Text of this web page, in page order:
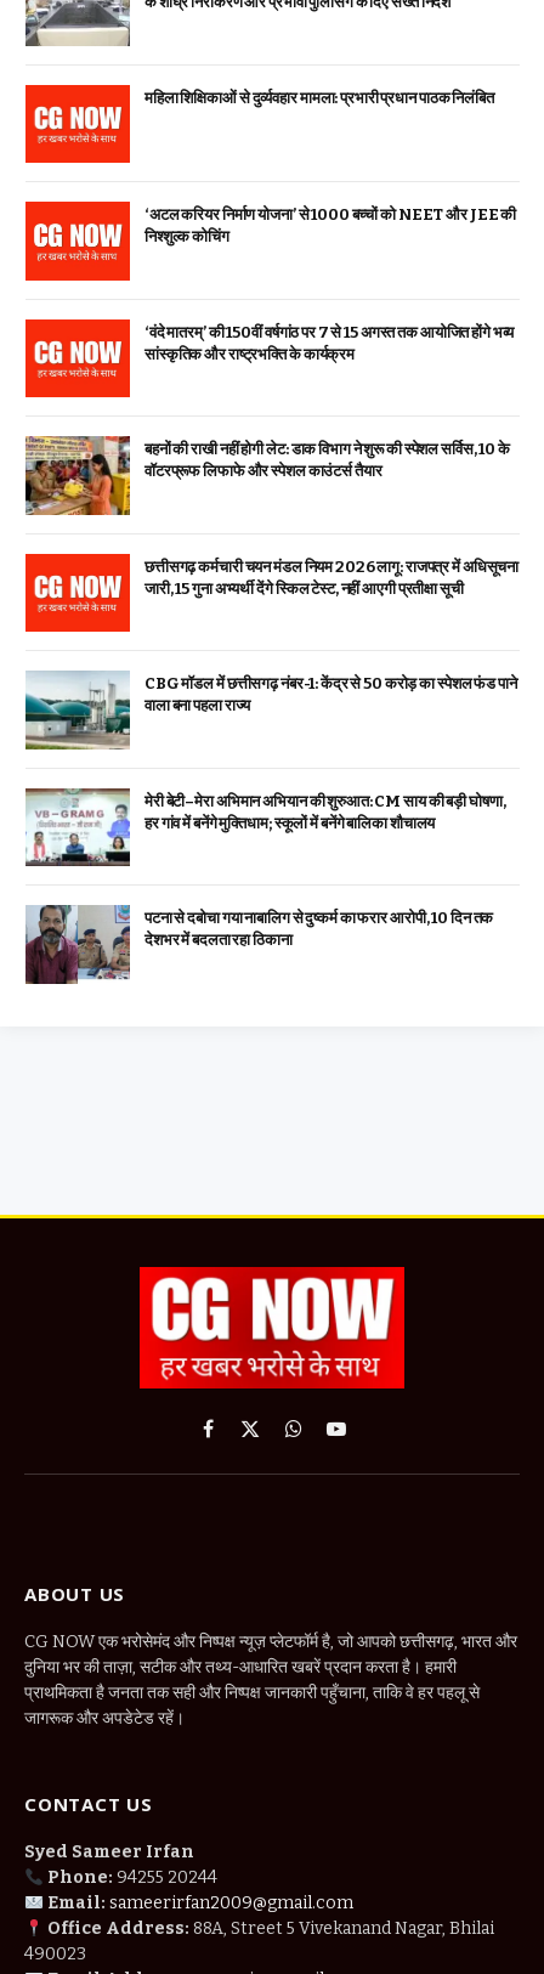
महिला शिक्षिकाओं से दुर्व्यवहार मामला: प्रभारी प्रधान पाठक निलंबित
‘अटल करियर निर्माण योजना’ से 1000 बच्चों को NEET और JEE की
निश्शुल्क कोचिंग
‘वंदे मातरम्’ की 150वीं वर्षगांठ पर 7 से 15 अगस्त तक आयोजित होंगे भव्य
सांस्कृतिक और राष्ट्रभक्ति के कार्यक्रम
बहनों की राखी नहीं होगी लेट: डाक विभाग ने शुरू की स्पेशल सर्विस, ₹10 के
वॉटरप्रूफ लिफाफे और स्पेशल काउंटर्स तैयार
छत्तीसगढ़ कर्मचारी चयन मंडल नियम 2026 लागू: राजपत्र में अधिसूचना
जारी, 15 गुना अभ्यर्थी देंगे स्किल टेस्ट, नहीं आएगी प्रतीक्षा सूची
CBG मॉडल में छत्तीसगढ़ नंबर-1: केंद्र से ₹50 करोड़ का स्पेशल फंड पाने
वाला बना पहला राज्य
मेरी बेटी–मेरा अभिमान अभियान की शुरुआत: CM साय की बड़ी घोषणा,
हर गांव में बनेंगे मुक्तिधाम; स्कूलों में बनेंगे बालिका शौचालय
पटना से दबोचा गया नाबालिग से दुष्कर्म का फरार आरोपी, 10 दिन तक
देशभर में बदलता रहा ठिकाना
Facebook
X
WhatsApp
YouTube
ABOUT US
CG NOW एक भरोसेमंद और निष्पक्ष न्यूज़ प्लेटफॉर्म है, जो आपको छत्तीसगढ़, भारत और
दुनिया भर की ताज़ा, सटीक और तथ्य-आधारित खबरें प्रदान करता है। हमारी
प्राथमिकता है जनता तक सही और निष्पक्ष जानकारी पहुँचाना, ताकि वे हर पहलू से
जागरूक और अपडेटेड रहें।
CONTACT US
Syed Sameer Irfan
Phone: 94255 20244
Email: sameerirfan2009@gmail.com
Office Address: 88A, Street 5 Vivekanand Nagar, Bhilai
490023